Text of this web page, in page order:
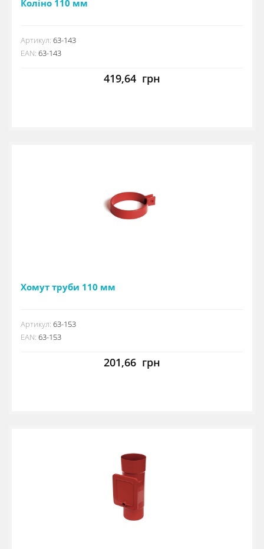
Коліно 110 мм
Артикул: 63-143
EAN: 63-143
419,64 грн
Хомут труби 110 мм
Артикул: 63-153
EAN: 63-153
201,66 грн